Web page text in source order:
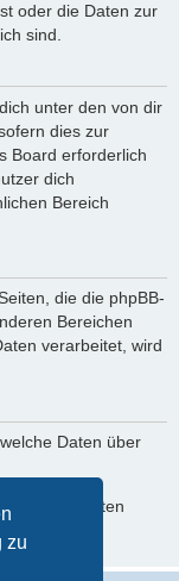
zu
oder die Daten zur
sind.
unter den von dir
dies zur
Board erforderlich
dich
Bereich
die die phpBB-
Bereichen
verarbeitet, wird
Daten über
deiner Daten